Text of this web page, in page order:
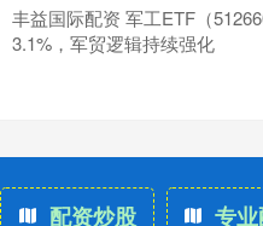
丰益国际配资 军工ETF（
3.1%，军贸逻辑持续强化
配资炒股 专